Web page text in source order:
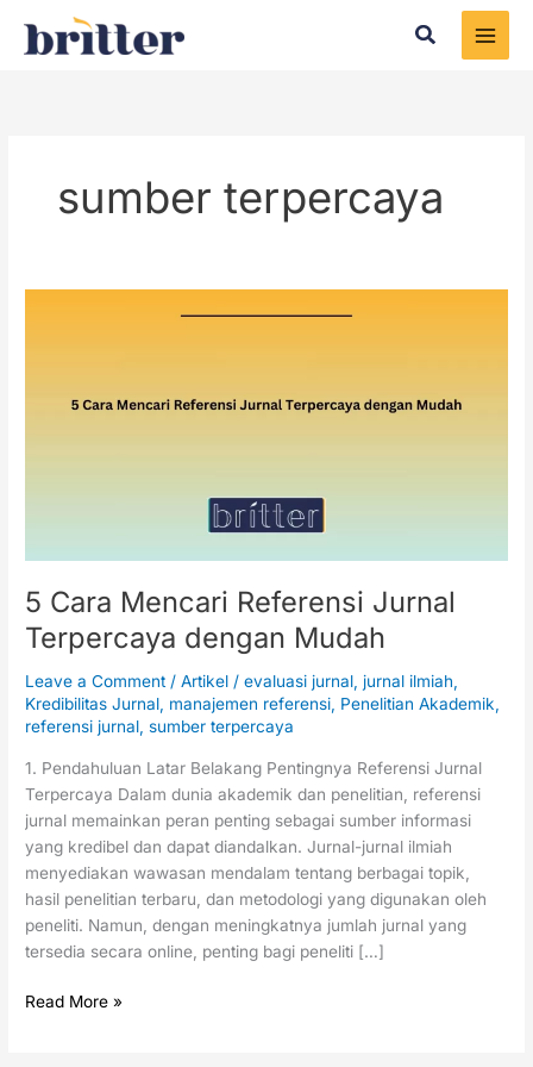
Search
sumber terpercaya
5 Cara Mencari Referensi Jurnal
Terpercaya dengan Mudah
Leave a Comment /Artikel /evaluasi jurnal, jurnal ilmiah,
Kredibilitas Jurnal, manajemen referensi, Penelitian Akademik,
referensi jurnal, sumber terpercaya
1. Pendahuluan Latar Belakang Pentingnya Referensi Jurnal
Terpercaya Dalam dunia akademik dan penelitian, referensi
jurnal memainkan peran penting sebagai sumber informasi
yang kredibel dan dapat diandalkan. Jurnal-jurnal ilmiah
menyediakan wawasan mendalam tentang berbagai topik,
hasil penelitian terbaru, dan metodologi yang digunakan oleh
peneliti. Namun, dengan meningkatnya jumlah jurnal yang
tersedia secara online, penting bagi peneliti […]
Jurnal
Read More »